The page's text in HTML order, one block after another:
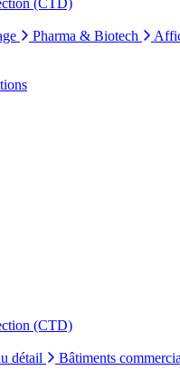
(CTD)
Pharma & Biotech
(CTD)
détail
Bâtiments